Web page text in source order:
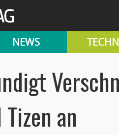
NEWS
an